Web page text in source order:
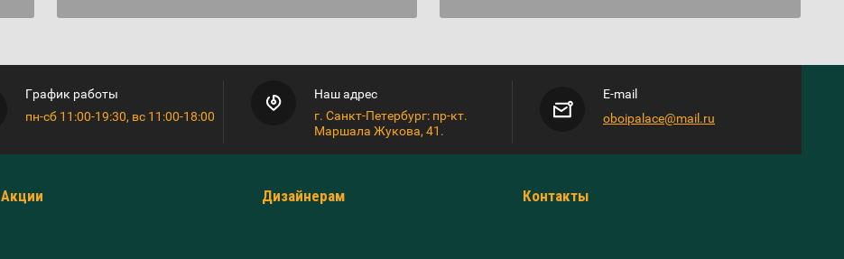
График работы
пн-сб 11:00-19:30, вс 11:00-18:00
Наш адрес
г. Санкт-Петербург: пр-кт.
Маршала Жукова, 41.
E-mail
oboipalace@mail.ru
Акции Дизайнерам Контакты